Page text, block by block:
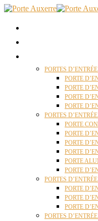
PORTES
PORTE
PORTE
PORTE
PORTE
PORTES
PORTE
PORTE
PORTE
PORTE
PORTE
PORTE
PORTES
PORTE
PORTE
PORTE
PORTES